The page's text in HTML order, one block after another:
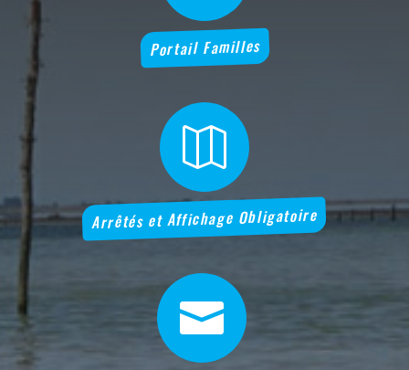
Portail Familles

Arrêtés et Affichage Obligatoire
